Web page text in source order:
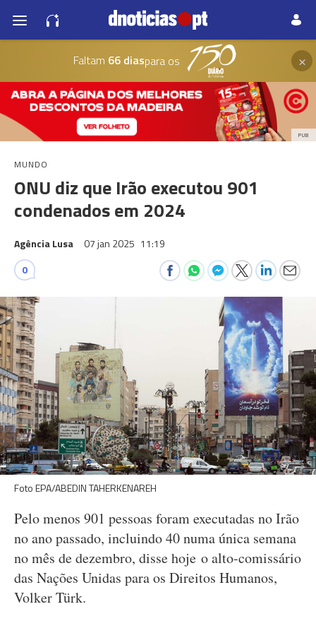
Faltam 66 diaspara os ×
PUB
MUNDO
ONU diz que Irão executou 901
condenados em 2024
Agência Lusa 07 jan 2025 11:19
0
Foto EPA/ABEDIN TAHERKENAREH
Pelo menos 901 pessoas foram executadas no Irão
no ano passado, incluindo 40 numa única semana
no mês de dezembro, disse hoje o alto-comissário
das Nações Unidas para os Direitos Humanos,
Volker Türk.